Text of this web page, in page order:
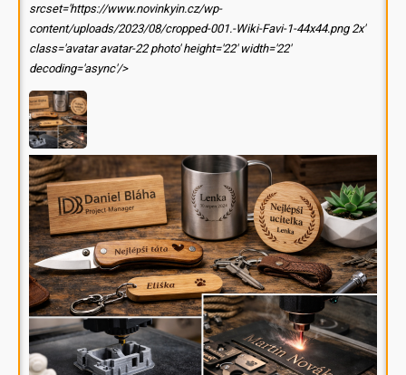
srcset='https://www.novinkyin.cz/wp-
content/uploads/2023/08/cropped-001.-Wiki-Favi-1-44x44.png 2x'
class='avatar avatar-22 photo' height='22' width='22'
decoding='async'/>